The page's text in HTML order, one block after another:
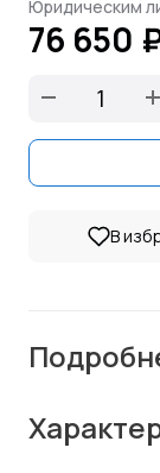
Юридическим
76 650
В